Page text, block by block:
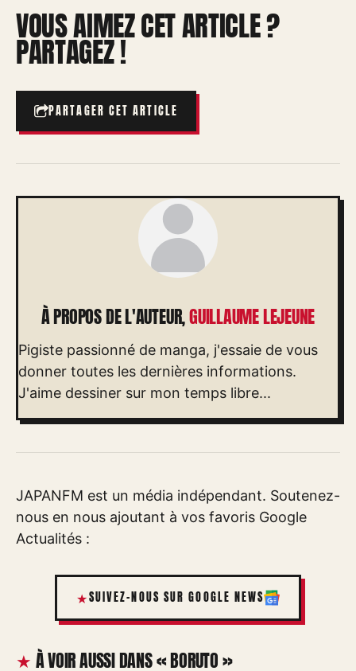
VOUS AIMEZ CET ARTICLE ?
PARTAGEZ !
PARTAGER CET ARTICLE
À PROPOS DE L'AUTEUR,GUILLAUME LEJEUNE
Pigiste passionné de manga, j'essaie de vous
donner toutes les dernières informations.
J'aime dessiner sur mon temps libre...
JAPANFM est un média indépendant. Soutenez-
nous en nous ajoutant à vos favoris Google
Actualités :
SUIVEZ-NOUS SUR GOOGLE NEWS
À VOIR AUSSI DANS « BORUTO »